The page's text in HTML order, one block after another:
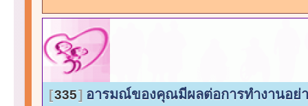
335 อารมณ์ของคุณมีผลต่อการทำงานอย่